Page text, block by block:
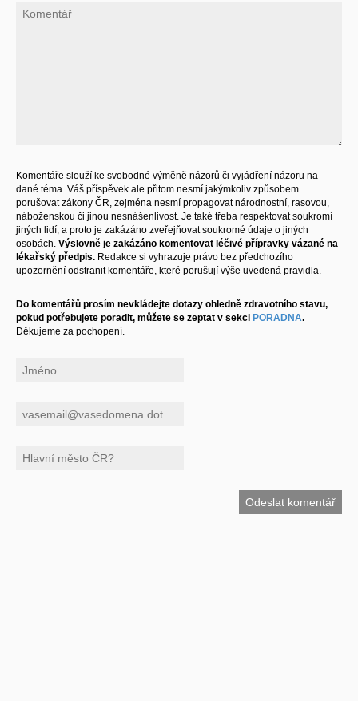
Komentáře slouží ke svobodné výměně názorů či vyjádření názoru na
dané téma. Váš příspěvek ale přitom nesmí jakýmkoliv způsobem
porušovat zákony ČR, zejména nesmí propagovat národnostní, rasovou,
náboženskou či jinou nesnášenlivost. Je také třeba respektovat soukromí
jiných lidí, a proto je zakázáno zveřejňovat soukromé údaje o jiných
osobách. Výslovně je zakázáno komentovat léčivé přípravky vázané na
lékařský předpis. Redakce si vyhrazuje právo bez předchozího
upozornění odstranit komentáře, které porušují výše uvedená pravidla.
Do komentářů prosím nevkládejte dotazy ohledně zdravotního stavu,
pokud potřebujete poradit, můžete se zeptat v sekci PORADNA.
Děkujeme za pochopení.